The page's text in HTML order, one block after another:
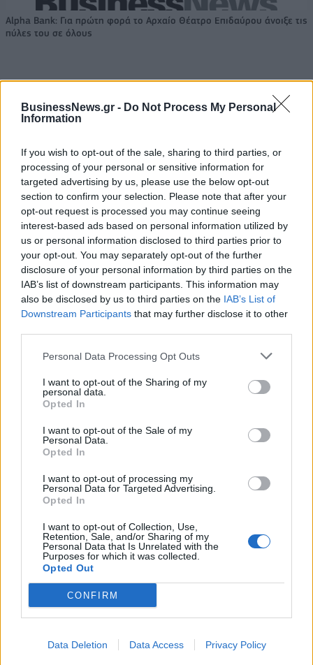
BusinessNews.gr - Do Not Process My Personal
Information
If you wish to opt-out of the sale, sharing to third parties, or
processing of your personal or sensitive information for
targeted advertising by us, please use the below opt-out
section to confirm your selection. Please note that after your
opt-out request is processed you may continue seeing
interest-based ads based on personal information utilized by
us or personal information disclosed to third parties prior to
your opt-out. You may separately opt-out of the further
disclosure of your personal information by third parties on the
IAB’s list of downstream participants. This information may
also be disclosed by us to third parties on the IAB’s List of
Downstream Participants that may further disclose it to other
Personal Data Processing Opt Outs
I want to opt-out of the Sharing of my
personal data.
Opted In
I want to opt-out of the Sale of my
Personal Data.
Opted In
I want to opt-out of processing my
Personal Data for Targeted Advertising.
Opted In
I want to opt-out of Collection, Use,
Retention, Sale, and/or Sharing of my
Personal Data that Is Unrelated with the
Purposes for which it was collected.
Opted Out
CONFIRM
Data Deletion Data Access Privacy Policy
Alpha Bank: Για πρώτη φορά το Αρχαίο Θέατρο Επιδαύρου άνοιξε τις
πύλες του σε όλους
ΠΕΡΙΣΣΌΤΕΡΑ ΣΕ ΑΥΤΉ ΤΗΝ ΚΑΤΗΓΟΡΊΑ
Η Chiquita χορηγός των
αγώνων «18ος Διεθνής
Μαραθώνιος Μέγας
Αλέξανδρος» και «15ος
Διεθνής Ποσειδώνιος
United Group: Αύξηση 7%
των εσόδων το 2023- Στα
2,79 δις ευρώ
24/04/2024 - 16:31
ΡΟΗ ΕΙΔΗΣΕΩΝ
Από τη Δυτική Αττική στη Νότια Γαλλία : Οι εμπειρίες
Ελλήνων και Γάλλων πυροσβεστών από τα πύρινα
09/08/2026 - 12:08 ΚΟΣΜΟΣ